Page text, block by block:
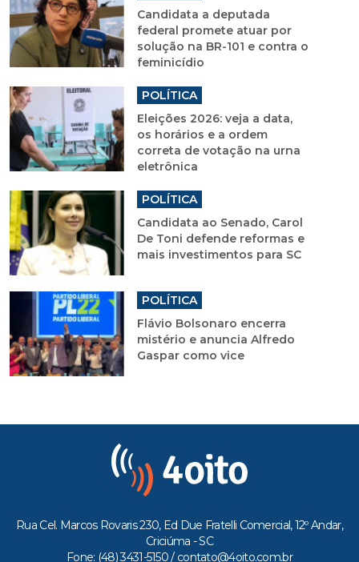
Candidata a deputada
federal promete atuar por
solução na BR-101 e contra o
feminicídio
POLÍTICA
Eleições 2026: veja a data,
os horários e a ordem
correta de votação na urna
eletrônica
POLÍTICA
Candidata ao Senado, Carol
De Toni defende reformas e
mais investimentos para SC
POLÍTICA
Flávio Bolsonaro encerra
mistério e anuncia Alfredo
Gaspar como vice
Rua Cel. Marcos Rovaris 230, Ed Due Fratelli Comercial, 12º Andar,
Criciúma - SC
Fone: (48) 3431-5150 / contato@4oito.com.br